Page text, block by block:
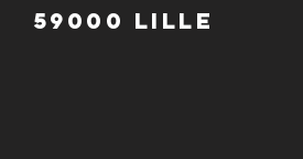
59000 Lille